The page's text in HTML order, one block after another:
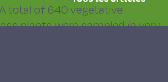
total of 640 vegetative
plants were sampled in very
variation among